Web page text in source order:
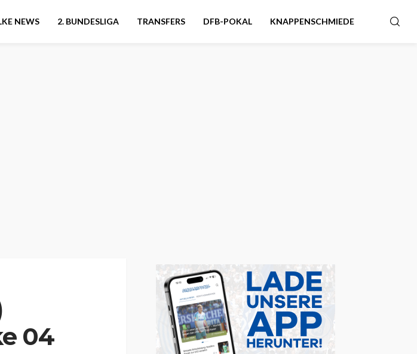
NEWS 2. BUNDESLIGA TRANSFERS DFB-POKAL KNAPPENSCHMIEDE
04